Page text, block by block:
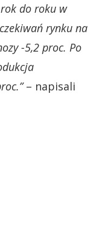
do roku w
rynku na
-5,2 proc. Po
– napisali